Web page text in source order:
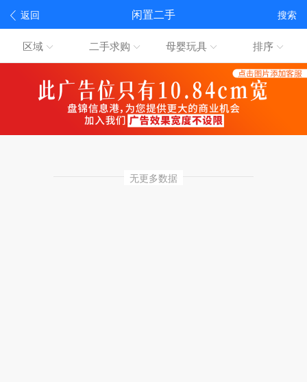
返回 搜索
闲置二手
区域 二手求购 母婴玩具 排序
无更多数据